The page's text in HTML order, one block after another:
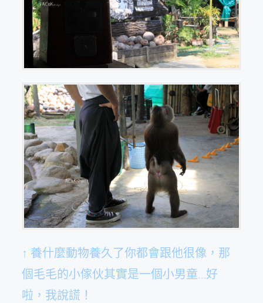
↑ 養什麼動物養久了你都會跟他很像，那
個毛毛的小傢伙其實是一個小男童…好
啦，我說謊！